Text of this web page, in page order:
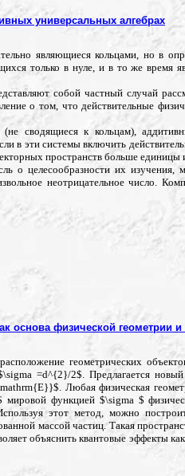
универсальных алгебрах
являющиеся кольцами, но в
только в нуле, и в то же
собой частный случай
о том, что действительные
(не сводящиеся к кольцам),
в эти системы включить
пространств больше единицы
о целесообразности их
неотрицательное число.
основа физической геометрии
геометрических
=d^{2}/2$. Предлагается
Любая физическая
функцией $\sigma $
этот метод, можно
массой частиц. Такая
объяснить квантовые эффекты